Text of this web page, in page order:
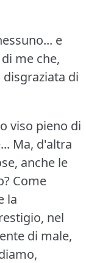
e
me che,
di
viso pieno di
Ma, d'altra
anche le
Come
la
nel
di male,